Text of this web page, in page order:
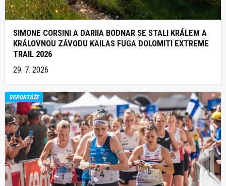
SIMONE CORSINI A DARIIA BODNAR SE STALI KRÁLEM A
KRÁLOVNOU ZÁVODU KAILAS FUGA DOLOMITI EXTREME
TRAIL 2026
29. 7. 2026
REPORTÁŽE